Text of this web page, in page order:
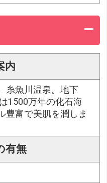
内
糸魚川温泉。地下
1500万年の化石海
豊富で美肌を潤しま
有無